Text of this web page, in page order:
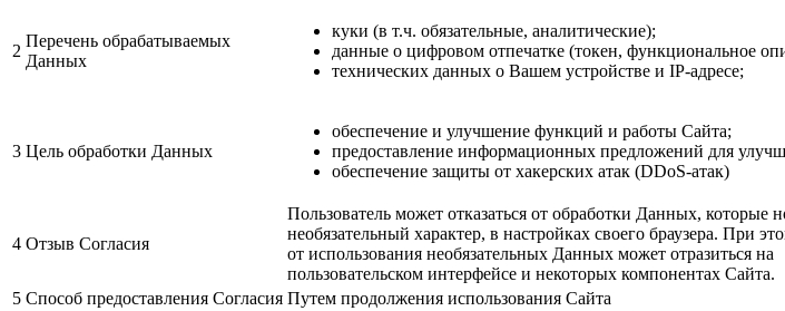
2
Перечень обрабатываемых
Данных
куки (в т.ч. обязательные, аналитические);
данные о цифровом отпечатке (токен, функциональное
технических данных о Вашем устройстве и IP-адресе;
3 Цель обработки Данных
обеспечение и улучшение функций и работы Сайта;
предоставление информационных предложений для
обеспечение защиты от хакерских атак (DDoS-атак)
4 Отзыв Согласия
Пользователь может отказаться от обработки Данных, которые
необязательный характер, в настройках своего браузера. При
от использования необязательных Данных может отразиться на
пользовательском интерфейсе и некоторых компонентах Сайта.
5 Способ предоставления Согласия Путем продолжения использования Сайта